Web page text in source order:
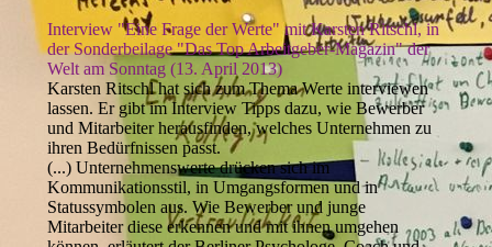
Interview "Eine Frage der Werte" mit Karsten Ritschl, in
der Sonderbeilage "Das Top Arbeitgeber-Magazin" der
Welt am Sonntag (13. April 2013)
Karsten Ritschl hat sich zum Thema Werte interviewen
lassen. Er gibt im Interview Tipps dazu, wie Bewerber
und Mitarbeiter herausfinden, welches Unternehmen zu
ihren Bedürfnissen passt.
(...) Unternehmenswerte drücken sich im
Kommunikationsstil, in Umgangsformen und in
Statussymbolen aus. Wie Bewerber und junge
Mitarbeiter diese erkennen und mit ihnen umgehen